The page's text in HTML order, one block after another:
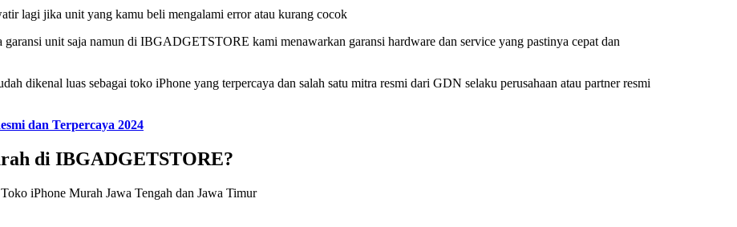
lagi jika unit yang kamu beli mengalami error atau kurang cocok
garansi unit saja namun di IBGADGETSTORE kami menawarkan garansi hardware dan service yang pastinya cepat dan
dikenal luas sebagai toko iPhone yang terpercaya dan salah satu mitra resmi dari GDN selaku perusahaan atau partner resmi
dan Terpercaya 2024
di IBGADGETSTORE?